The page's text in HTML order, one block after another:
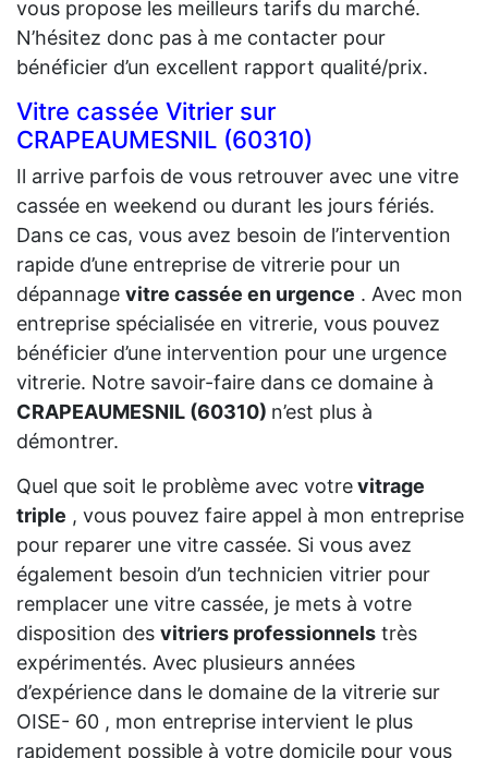
vous propose les meilleurs tarifs du marché.
N’hésitez donc pas à me contacter pour
bénéficier d’un excellent rapport qualité/prix.
Vitre cassée Vitrier sur
CRAPEAUMESNIL (60310)
Il arrive parfois de vous retrouver avec une vitre
cassée en weekend ou durant les jours fériés.
Dans ce cas, vous avez besoin de l’intervention
rapide d’une entreprise de vitrerie pour un
dépannage vitre cassée en urgence . Avec mon
entreprise spécialisée en vitrerie, vous pouvez
bénéficier d’une intervention pour une urgence
vitrerie. Notre savoir-faire dans ce domaine à
CRAPEAUMESNIL (60310) n’est plus à
démontrer.
Quel que soit le problème avec votrevitrage
triple , vous pouvez faire appel à mon entreprise
pour reparer une vitre cassée. Si vous avez
également besoin d’un technicien vitrier pour
remplacer une vitre cassée, je mets à votre
disposition des vitriers professionnels très
expérimentés. Avec plusieurs années
d’expérience dans le domaine de la vitrerie sur
OISE- 60 , mon entreprise intervient le plus
rapidement possible à votre domicile pour vous